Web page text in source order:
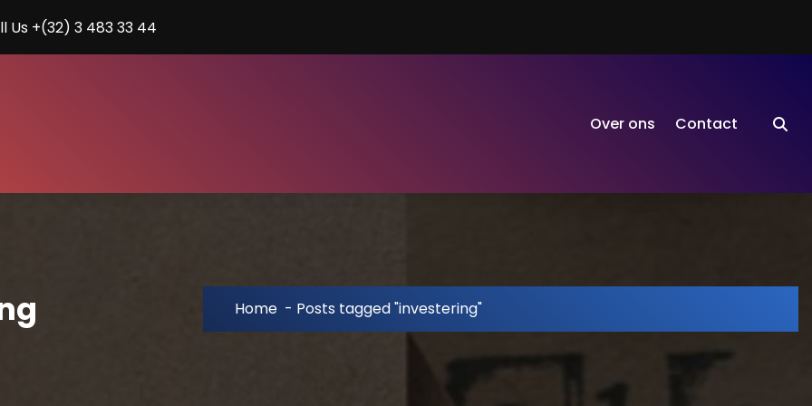
Us +(32) 3 483 33 44
Over ons Contact
Home - Posts tagged "investering"